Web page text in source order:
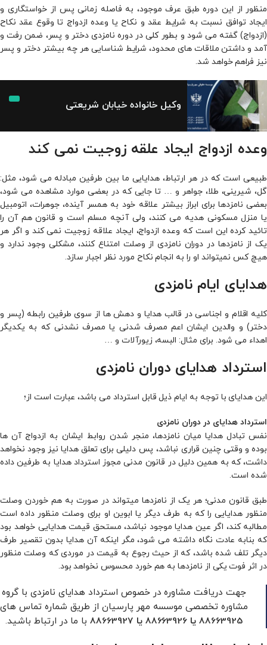
منظور از این دوره طبق عرف موجود، به فاصله زمانی پس از خواستگاری و
ایجاد توافق نسبت به ­شرایط عقد و نکاح یا وعده ازدواج تا وقوع عقد نکاح
(ازدواج) گفته می­ شود و بطور کلی در دوره نامزدی دختر و پسر، ضمن رفت و
آمد و داشتن ملاقات ­های محدود، شرایط شناسایی هر چه بیشتر دختر و پسر
نیز فراهم خواهد شد.
وکیل خانواده خیابان شریعتی
وعده ازدواج ایجاد علقه زوجیت نمی­ کند
طبیعی است که در هر ارتباط، هدایایی ما بین طرفین مبادله می­ شود، مثل:
گل، شیرینی، طلا، جواهر و … تا جایی که در بعضی موارد مشاهده می­ شود،
بعضی نامزدها برای ابراز بیشتر علاقه خود به همسر آینده، جوهرات، اتومبیل
یا منزل مسکونی هدیه می­ کنند، ولی آنچه مسلم است و قانون هم آن را
تائید کرده این است که وعده ازدواج، ایجاد علاقه زوجیت نمی­ کند و اگر هر
یک از نامزدها در دوران نامزدی از وصلت امتناع کنند، مشکلی وجود ندارد و
هیچ کس نمی­تواند او را به انجام نکاح مورد نظر اجبار سازد.
هدایای ایام نامزدی
کلیه اقلام و اجناسی در قالب هدایا و دهش­ ها از سوی طرفین رابطه (پسر و
دختر) و والدین ایشان اعم مصرف شدنی یا مصرف نشدنی که به یکدیگر
اهداء می­ شود. برای مثال: البسه، زیورآلات و …
استرداد هدایای دوران نامزدی
این هدایای با توجه به ایام ذیل قابل استرداد می­ باشد، عبارت است از؛
استرداد هدایای در دوران نامزدی
نفس تبادل هدایا میان نامزدها، منجر شدن روابط ایشان به ازدواج آن ها
بوده و وقتی چنین قراری نباشد، پس دلیلی برای تعلق هدایا نیز وجود نخواهد
داشت، که به­ همین دلیل در قانون مدنی مجوز استرداد هدایا به طرفین داده
شده است.
طبق قانون مدنی؛ هر یک از نامزدها میتواند در صورت به هم خوردن وصلت
منظور هدایایى را که به طرف دیگر یا ابوین او براى وصلت منظور داده است
مطالبه کند، اگر عین هدایا موجود نباشد، مستحق قیمت هدایایى خواهد بود
که بنابه عادت نگاه داشته می شود، مگر اینکه آن هدایا بدون تقصیر طرف
دیگر تلف شده باشد، که از حیث رجوع به قیمت در موردى که وصلت منظور
در اثر فوت یکى از نامزدها به هم خورد محسوس نخواهد بود.
جهت دریافت مشاوره در خصوص استرداد هدایای نامزدی با گروه
مشاوره تخصصی موسسه مهر پارسیان از طریق شماره تماس های
88663925یا 88663926 یا 88663927با ما در ارتباط باشید.